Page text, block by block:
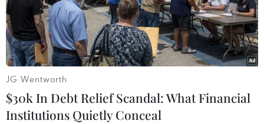
JG Wentworth
$30k In Debt Relief Scandal: What Financial
Institutions Quietly Conceal